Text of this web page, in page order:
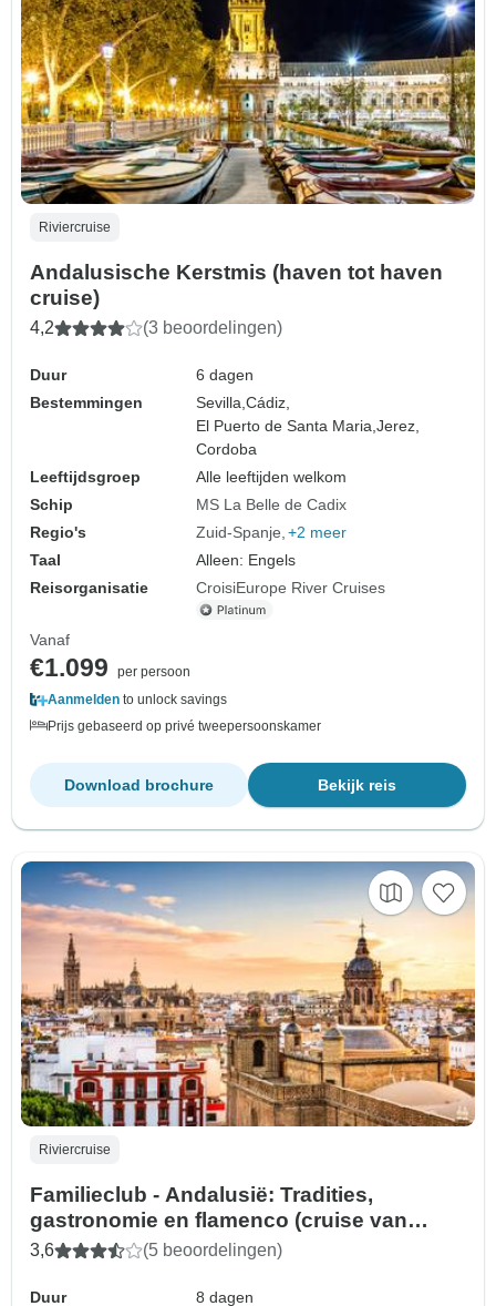
Riviercruise
Andalusische Kerstmis (haven tot haven
cruise)
4,2 (3 beoordelingen)
Duur
6 dagen
Bestemmingen
Sevilla,Cádiz,
El Puerto de Santa Maria,Jerez,
Cordoba
Leeftijdsgroep
Alle leeftijden welkom
Schip
MS La Belle de Cadix
Regio's
Zuid-Spanje +2 meer
Taal
Alleen: Engels
Reisorganisatie
CroisiEurope River Cruises
Vanaf
€1.099
per persoon
Aanmelden to unlock savings
Prijs gebaseerd op privé tweepersoonskamer
Bekijk reis
Download brochure
Riviercruise
Familieclub - Andalusië: Tradities,
gastronomie en flamenco (cruise van
haven tot haven)
3,6 (5 beoordelingen)
Duur 8 dagen